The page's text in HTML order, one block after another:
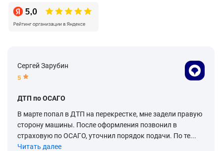
Сергей Зарубин
5
ДТП по ОСАГО
В марте попал в ДТП на перекрестке, мне задели правую
сторону машины. После оформления позвонил в
страховую по ОСАГО, уточнил порядок подачи. По те...
Читать далее